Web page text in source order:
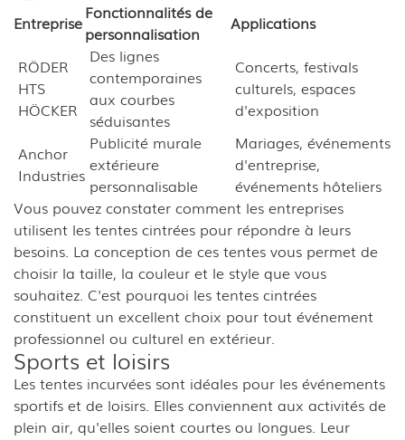
EntrepriseFonctionnalités de
personnalisation
Applications
RÖDER
HTS
HÖCKER
Des lignes
contemporaines
aux courbes
séduisantes
Concerts, festivals
culturels, espaces
d'exposition
Anchor
Industries
Publicité murale
extérieure
personnalisable
Mariages, événements
d'entreprise,
événements hôteliers
Vous pouvez constater comment les entreprises
utilisent les tentes cintrées pour répondre à leurs
besoins. La conception de ces tentes vous permet de
choisir la taille, la couleur et le style que vous
souhaitez. C'est pourquoi les tentes cintrées
constituent un excellent choix pour tout événement
professionnel ou culturel en extérieur.
Sports et loisirs
Les tentes incurvées sont idéales pour les événements
sportifs et de loisirs. Elles conviennent aux activités de
plein air, qu'elles soient courtes ou longues. Leur